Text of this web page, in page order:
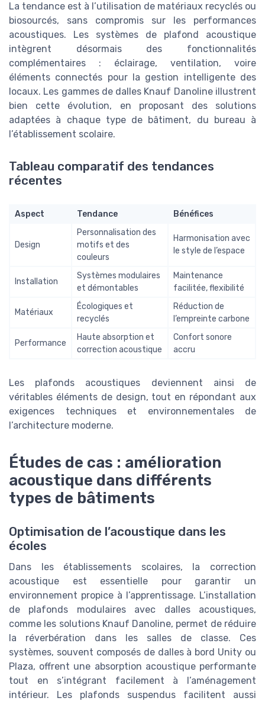
La tendance est à l’utilisation de matériaux recyclés ou
biosourcés, sans compromis sur les performances
acoustiques. Les systèmes de plafond acoustique
intègrent désormais des fonctionnalités
complémentaires : éclairage, ventilation, voire
éléments connectés pour la gestion intelligente des
locaux. Les gammes de dalles Knauf Danoline illustrent
bien cette évolution, en proposant des solutions
adaptées à chaque type de bâtiment, du bureau à
l’établissement scolaire.
Tableau comparatif des tendances
récentes
Aspect Tendance Bénéfices
Design
Personnalisation des
motifs et des
couleurs
Harmonisation avec
le style de l’espace
Installation
Systèmes modulaires
et démontables
Maintenance
facilitée, flexibilité
Matériaux
Écologiques et
recyclés
Réduction de
l’empreinte carbone
Performance
Haute absorption et
correction acoustique
Confort sonore
accru
Les plafonds acoustiques deviennent ainsi de
véritables éléments de design, tout en répondant aux
exigences techniques et environnementales de
l’architecture moderne.
Études de cas : amélioration
acoustique dans différents
types de bâtiments
Optimisation de l’acoustique dans les
écoles
Dans les établissements scolaires, la correction
acoustique est essentielle pour garantir un
environnement propice à l’apprentissage. L’installation
de plafonds modulaires avec dalles acoustiques,
comme les solutions Knauf Danoline, permet de réduire
la réverbération dans les salles de classe. Ces
systèmes, souvent composés de dalles à bord Unity ou
Plaza, offrent une absorption acoustique performante
tout en s’intégrant facilement à l’aménagement
intérieur. Les plafonds suspendus facilitent aussi